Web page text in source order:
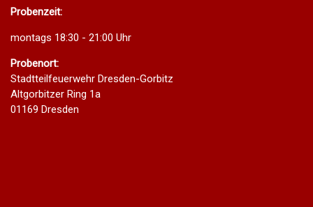
Probenzeit:
montags 18:30 - 21:00 Uhr
Probenort:
Stadtteilfeuerwehr Dresden-Gorbitz
Altgorbitzer Ring 1a
01169 Dresden